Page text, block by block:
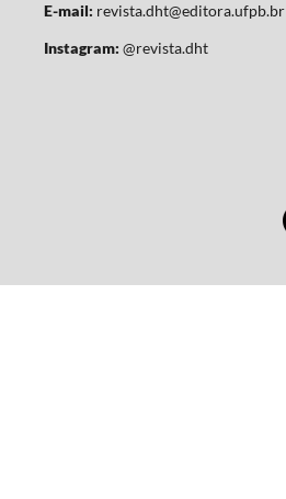
E-mail: revista.dht@editora.ufpb.br
Instagram: @revista.dht